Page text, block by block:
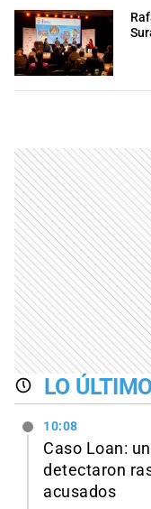
LO
10:08
Caso Loan:
detectaron
acusados